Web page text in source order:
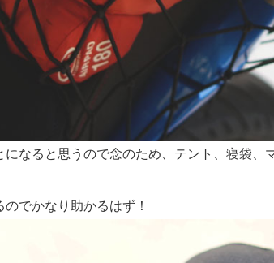
なると思うので念のため、テント、寝袋、
でかなり助かるはず！